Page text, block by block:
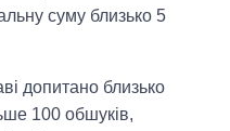
суму близько 5
допитано близько
100 обшуків,